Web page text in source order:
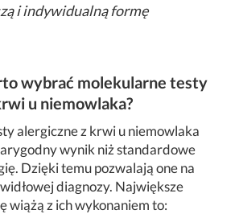
i indywidualną formę
wybrać molekularne testy
u niemowlaka?
alergiczne z krwi u niemowlaka
wynik niż standardowe
Dzięki temu pozwalają one na
diagnozy. Największe
wiążą z ich wykonaniem to: